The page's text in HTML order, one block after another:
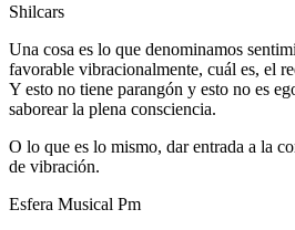
Shilcars
Una cosa es lo que denominamos
favorable vibracionalmente, cuál es, el
Y esto no tiene parangón y esto no es
saborear la plena consciencia.
O lo que es lo mismo, dar entrada a la
de vibración.
Esfera Musical Pm